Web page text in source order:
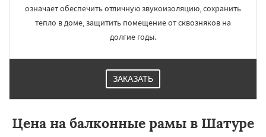
означает обеспечить отличную звукоизоляцию, сохранить
тепло в доме, защитить помещение от сквозняков на
долгие годы.
ЗАКАЗАТЬ
Цена на балконные рамы в Шатуре